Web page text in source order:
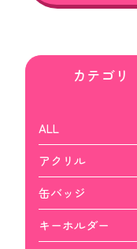
カテゴリ
ALL
アクリル
缶バッジ
キーホルダー